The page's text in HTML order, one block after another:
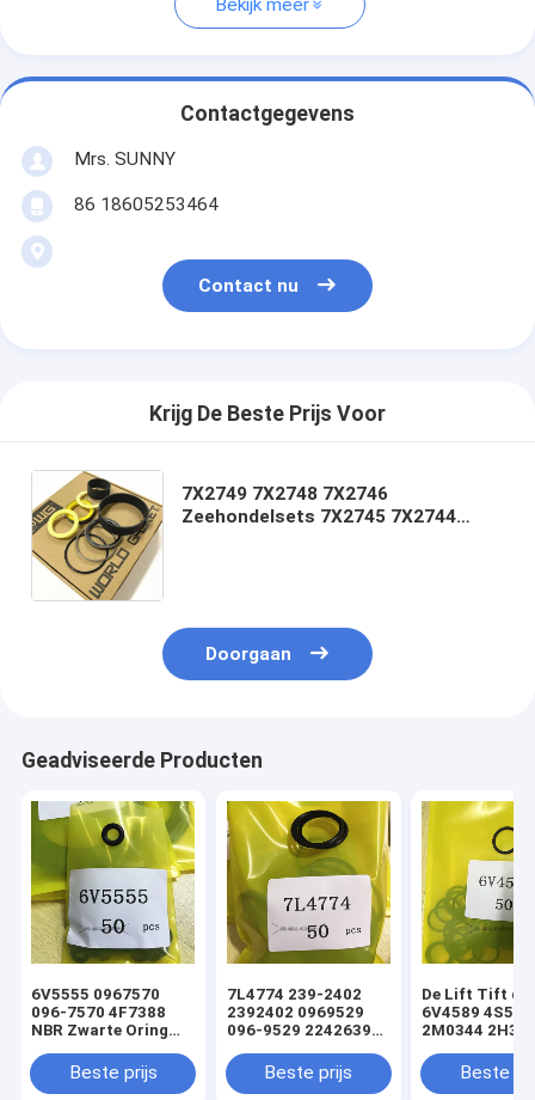
Bekijk meer
Contactgegevens
Mrs. SUNNY
86 18605253464
Contact nu
Krijg De Beste Prijs Voor
7X2749 7X2748 7X2746
Zeehondelsets 7X2745 7X2744
Doorgaan
Geadviseerde Producten
6V5555 0967570
096-7570 4F7388
NBR Zwarte Oring
cilinderladerafdichtingsset
Beste prijs
7L4774 239-2402
2392402 0969529
096-9529 2242639
Zwarte Oring
hydraulische
Beste prijs
De Lift Tift die
6V4589
2M0344
de
Beste